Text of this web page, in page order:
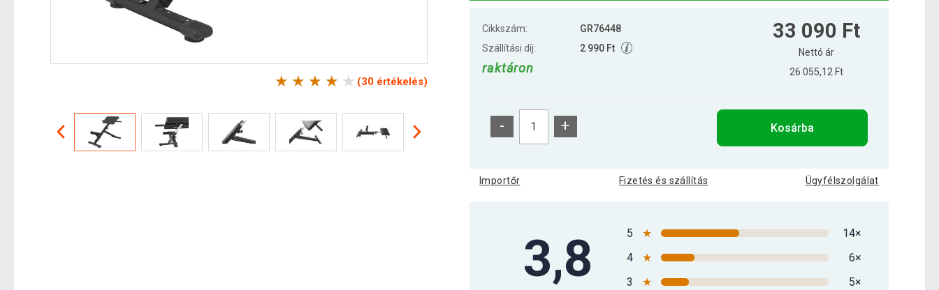
(30 értékelés)
Cikkszám:
GR76448
Szállítási díj:
2 990 Ft
raktáron
33 090 Ft
Nettó ár
26 055,12 Ft
- + Kosárba
Importőr Fizetés és szállítás Ügyfélszolgálat
3,8 5 ★
14×
4
★
6×
3
★
5×